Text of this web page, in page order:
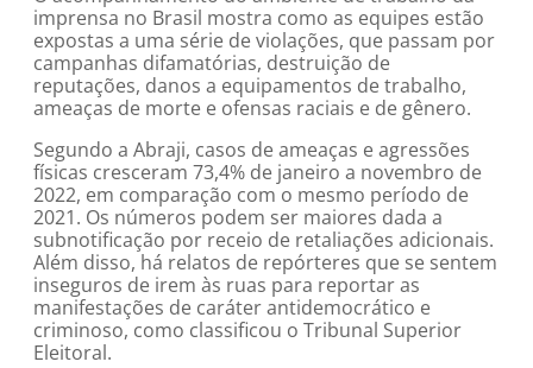
imprensa no Brasil mostra como as equipes estão
expostas a uma série de violações, que passam por
campanhas difamatórias, destruição de
reputações, danos a equipamentos de trabalho,
ameaças de morte e ofensas raciais e de gênero.
Segundo a Abraji, casos de ameaças e agressões
físicas cresceram 73,4% de janeiro a novembro de
2022, em comparação com o mesmo período de
2021. Os números podem ser maiores dada a
subnotificação por receio de retaliações adicionais.
Além disso, há relatos de repórteres que se sentem
inseguros de irem às ruas para reportar as
manifestações de caráter antidemocrático e
criminoso, como classificou o Tribunal Superior
Eleitoral.